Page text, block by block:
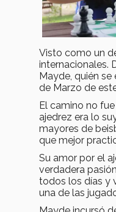
Visto como un
internacionales.
Mayde, quién
de Marzo de
El camino no
ajedrez era lo
mayores de
que mejor
Su amor por el
verdadera
todos los días y
una de las